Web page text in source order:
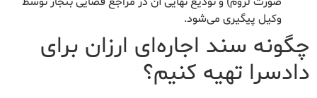
وکیل پیگیری می‌شود.
چگونه سند اجاره‌ای ارزان برای
دادسرا تهیه کنیم؟